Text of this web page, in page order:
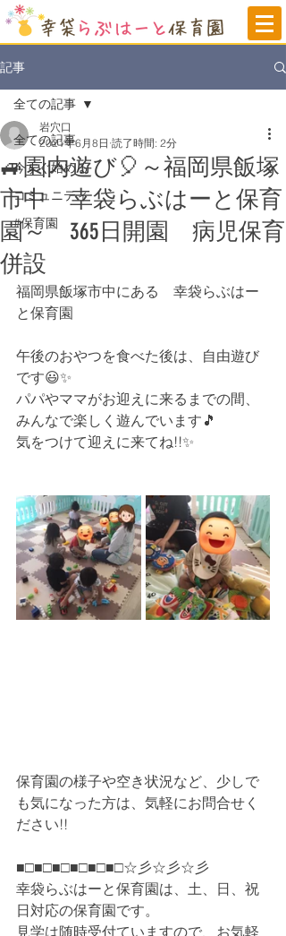
記事
全ての記事
今すぐ始める
コミュニティ
#保育園
全ての記事
🚙園内遊び🎈～福岡県飯塚
市中 幸袋らぶはーと保育
園～ 365日開園 病児保育
併設
岩穴口
2021年6月8日 読了時間: 2分
福岡県飯塚市中にある　幸袋らぶはー
と保育園
午後のおやつを食べた後は、自由遊び
です😃✨
パパやママがお迎えに来るまでの間、
みんなで楽しく遊んでいます🎵
気をつけて迎えに来てね!!✨
保育園の様子や空き状況など、少しで
も気になった方は、気軽にお問合せく
ださい!!
■□■□■□■□■□■□☆彡☆彡☆彡
幸袋らぶはーと保育園は、土、日、祝
日対応の保育園です。
見学は随時受付ていますので、お気軽